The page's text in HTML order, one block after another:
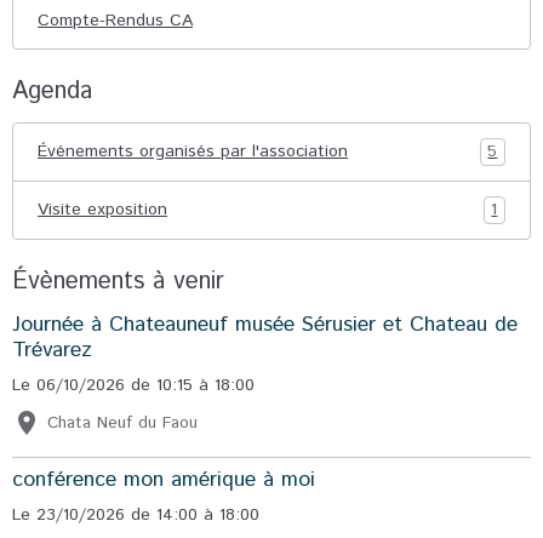
Compte-Rendus CA
Agenda
Événements organisés par l'association 5
Visite exposition 1
Évènements à venir
Journée à Chateauneuf musée Sérusier et Chateau de
Trévarez
Le 06/10/2026 de 10:15 à 18:00
Chata Neuf du Faou
conférence mon amérique à moi
Le 23/10/2026 de 14:00 à 18:00